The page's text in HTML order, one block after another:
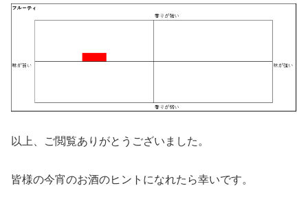
以上、ご閲覧ありがとうございました。
皆様の今宵のお酒のヒントになれたら幸いです。